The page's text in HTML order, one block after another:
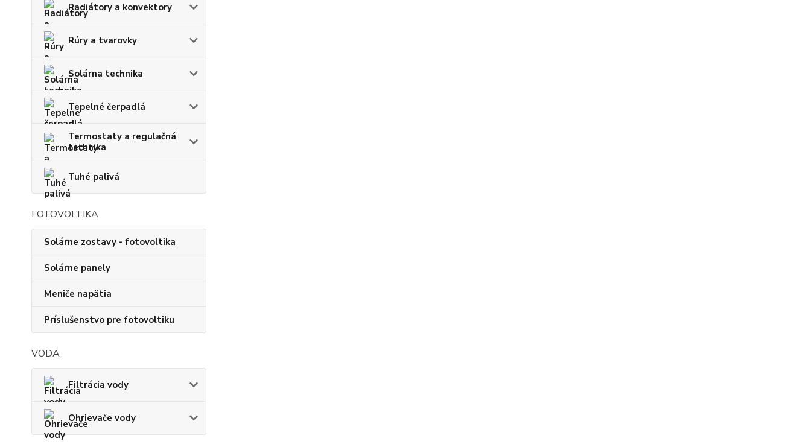
Radiátory a konvektory
Rúry a tvarovky
Solárna technika
Tepelné čerpadlá
Termostaty a regulačná
technika
Tuhé palivá
FOTOVOLTIKA
Solárne zostavy - fotovoltika
Solárne panely
Meniče napätia
Príslušenstvo pre fotovoltiku
VODA
Filtrácia vody
Ohrievače vody